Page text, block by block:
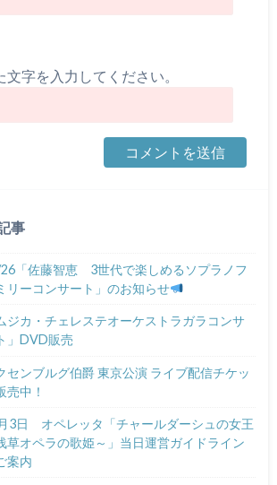
文字を入力してください。
事
「佐藤智恵 3世代で楽しめるソプラノフ
リーコンサート」のお知らせ
ジカ・チェレステオーケストラガラコンサ
」DVD販売
センブルグ伯爵 東京公演 ライブ配信チケッ
売中！
3日 オペレッタ「チャールダーシュの女王
草オペラの歌姫～」当日運営ガイドライン
案内